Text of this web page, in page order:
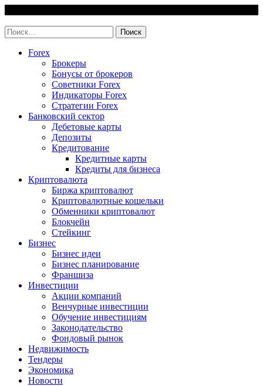
content
Найти:
Forex
Брокеры
Бонусы от брокеров
Советники Forex
Индикаторы Forex
Стратегии Forex
Банковский сектор
Дебетовые карты
Депозиты
Кредитование
Кредитные карты
Кредиты для бизнеса
Криптовалюта
Биржа криптовалют
Криптовалютные кошельки
Обменники криптовалют
Блокчейн
Стейкинг
Бизнес
Бизнес идеи
Бизнес планирование
Франшиза
Инвестиции
Акции компаний
Венчурные инвестиции
Обучение инвестициям
Законодательство
Фондовый рынок
Недвижимость
Тендеры
Экономика
Новости